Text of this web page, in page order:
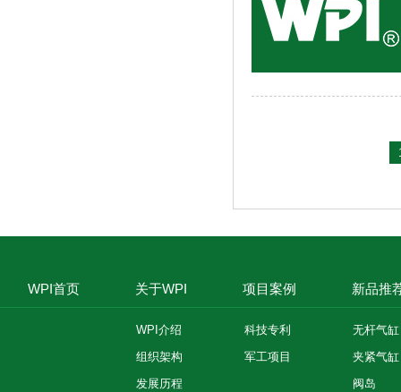
WPI首页 关于WPI 项目案例 新品推
WPI介绍
组织架构
发展历程
科技专利
军工项目
无杆气缸
夹紧气缸
阀岛